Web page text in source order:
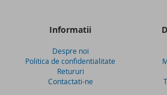
Informatii
Despre noi
Politica de confidentialitate
Retururi
Contactati-ne